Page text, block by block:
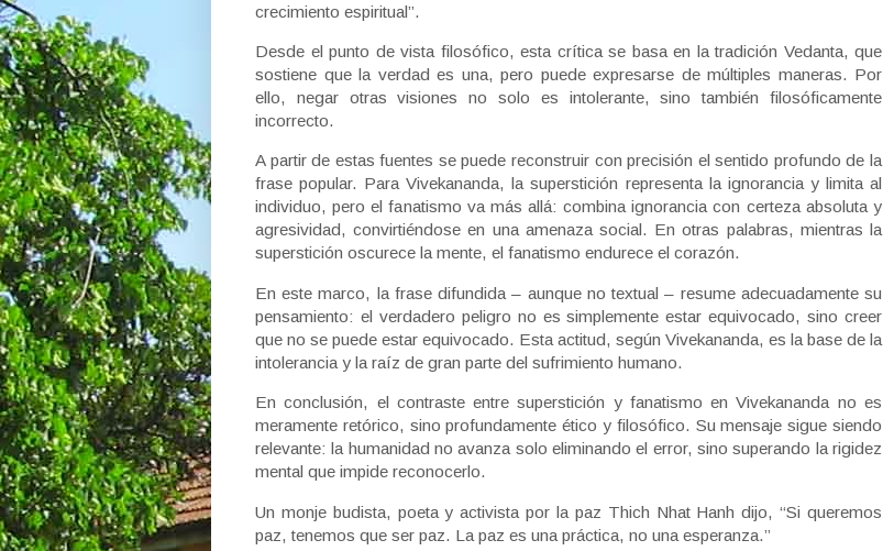
crecimiento espiritual”.
Desde el punto de vista filosófico, esta crítica se basa en la tradición Vedanta, que
sostiene que la verdad es una, pero puede expresarse de múltiples maneras. Por
ello, negar otras visiones no solo es intolerante, sino también filosóficamente
incorrecto.
A partir de estas fuentes se puede reconstruir con precisión el sentido profundo de la
frase popular. Para Vivekananda, la superstición representa la ignorancia y limita al
individuo, pero el fanatismo va más allá: combina ignorancia con certeza absoluta y
agresividad, convirtiéndose en una amenaza social. En otras palabras, mientras la
superstición oscurece la mente, el fanatismo endurece el corazón.
En este marco, la frase difundida – aunque no textual – resume adecuadamente su
pensamiento: el verdadero peligro no es simplemente estar equivocado, sino creer
que no se puede estar equivocado. Esta actitud, según Vivekananda, es la base de la
intolerancia y la raíz de gran parte del sufrimiento humano.
En conclusión, el contraste entre superstición y fanatismo en Vivekananda no es
meramente retórico, sino profundamente ético y filosófico. Su mensaje sigue siendo
relevante: la humanidad no avanza solo eliminando el error, sino superando la rigidez
mental que impide reconocerlo.
Un monje budista, poeta y activista por la paz Thich Nhat Hanh dijo, “Si queremos
paz, tenemos que ser paz. La paz es una práctica, no una esperanza.”